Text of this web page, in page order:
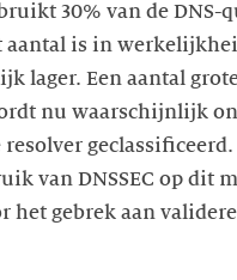
30% van de DNS-
aantal is in
lager. Een aantal
nu waarschijnlijk
van DNSSEC op dit
het gebrek aan